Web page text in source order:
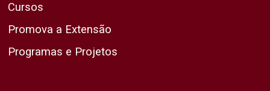
Cursos
Promova a Extensão
Programas e Projetos